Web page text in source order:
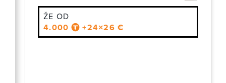
ŽE OD
4.000
+24×26 €